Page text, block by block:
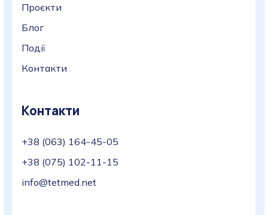
Проєкти
Блог
Події
Контакти
Контакти
+38 (063) 164-45-05
+38 (075) 102-11-15
info@tetmed.net